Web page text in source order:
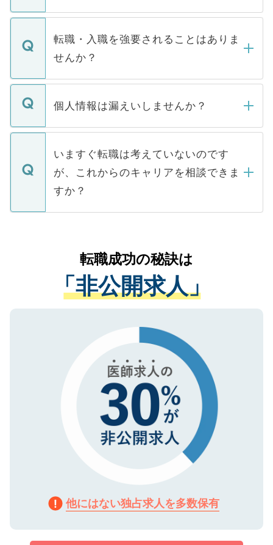
ます。通常、5営業日以内にはご連絡をせて
いただきますので、しばらくお待ちくださ
マイナビDOCTORで取り扱っている求人の
うち約3割は、Webサイトからご覧いただ
けない「非公開求人」です。非公開求人は
下記の理由によって、一般には公開してい
ません。
■応募殺到を避けるため 人気のある医療機
関を公にしてしまうと、応募が殺到する場
に、医療機関が求める条件に合った人材の
みを人材紹介会社に依頼するケースが増え
ています。
転職・入職を強要されることはありま
せんか？
転職・入職を強要することは一切ありませ
ん。また、仮に応募先から内定をいただい
定を承諾する必要はありません。内定先へ
の辞退の連絡はキャリアパートナーが行い
個人情報は漏えいしませんか？
個人情報が漏えいすることはありませんの
で、ご安心ください。当サイトからの登録
などで収集したご登録者様の個人情報は、
ご本人のキャリアアップおよび転職活動の
支援を目的に使用いたします。お預かりし
ているすべての個人データはご本人の許可
は、個人情報の取り扱いについての厳密な
管理基準を満たした事業者のみに付与され
る、プライバシーマークを取得済みです。
で、機密保持に関してもご安心ください。
いますぐ転職は考えていないのです
が、これからのキャリアを相談できま
すか？
かがいして、現在の医療機関の状況や紹介
経験をまじえながら、適切なアドバイスを
させていただきます。すぐにご転職をされ
ない方には、長期的なサポートが可能です
ので、まずはご登録ください。
転職成功の秘訣は
「非公開求人」
他にはない独占求人を多数保有